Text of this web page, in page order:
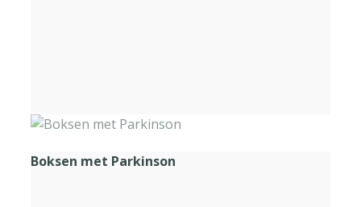
Boksen met Parkinson